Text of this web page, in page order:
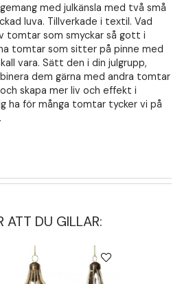
med julkänsla med två små
luva. Tillverkade i textil. Vad
tomtar som smyckar så gott i
tomtar som sitter på pinne med
vara. Sätt den i din julgrupp,
dem gärna med andra tomtar
skapa mer liv och effekt i
ha för många tomtar tycker vi på
ATT DU GILLAR: